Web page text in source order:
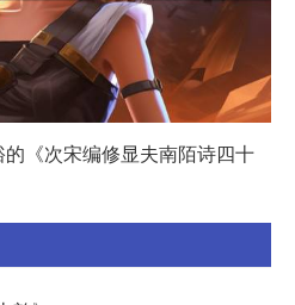
的《次宋编修显夫南陌诗四十